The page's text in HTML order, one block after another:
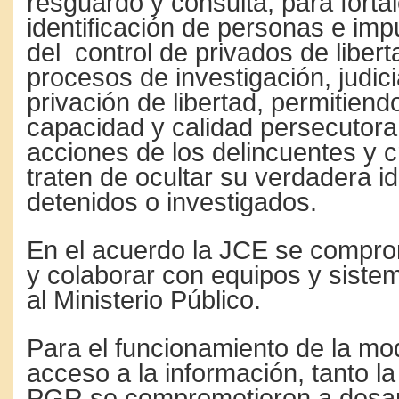
identificación de personas e
del control de privados de
procesos de investigación,
privación de libertad,
capacidad y calidad
acciones de los delincuentes y
traten de ocultar su verdadera
detenidos o investigados.
En el acuerdo la JCE se
y colaborar con equipos y
al Ministerio Público.
Para el funcionamiento de la
acceso a la información, tanto